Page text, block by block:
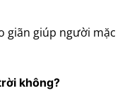
giãn giúp người mặc
không?